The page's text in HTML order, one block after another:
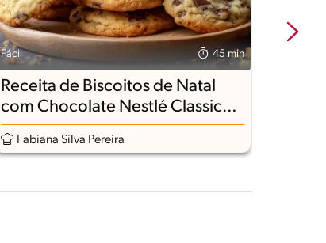
Fácil 45 min
Receita de Biscoitos de Natal
com Chocolate Nestlé Classic
Ao Leite
Fabiana Silva Pereira